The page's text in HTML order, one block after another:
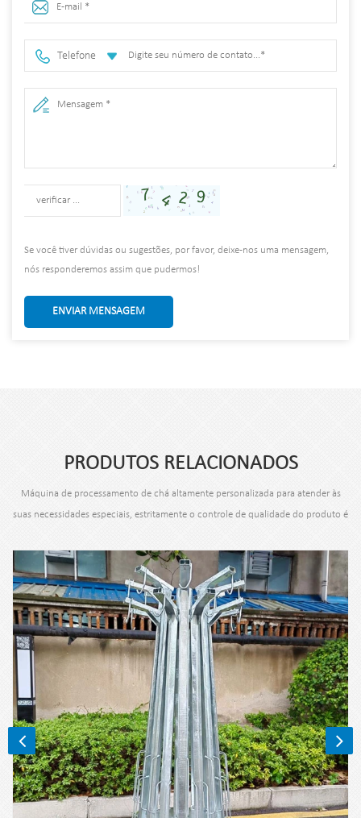
Telefone
Se você tiver dúvidas ou sugestões, por favor, deixe-nos uma mensagem,
nós responderemos assim que pudermos!
ENVIAR MENSAGEM
PRODUTOS RELACIONADOS
Máquina de processamento de chá altamente personalizada para atender às
suas necessidades especiais, estritamente o controle de qualidade do produto é